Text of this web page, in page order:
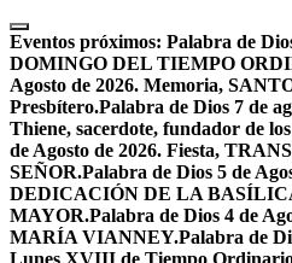
Skip
to
content
Eventos próximos: Palabra de
DOMINGO DEL TIEMPO
Agosto de 2026. Memoria,
Presbítero.Palabra de Dios 7 de
Thiene, sacerdote, fundador de
de Agosto de 2026. Fiesta,
SEÑOR.Palabra de Dios 5 de
DEDICACIÓN DE LA
MAYOR.Palabra de Dios 4 de
MARÍA VIANNEY.Palabra de
Lunes XVIII de Tiempo